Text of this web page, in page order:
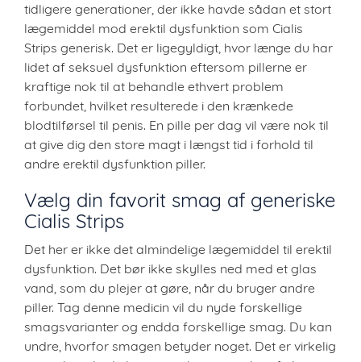
tidligere generationer, der ikke havde sådan et stort
lægemiddel mod erektil dysfunktion som Cialis
Strips generisk. Det er ligegyldigt, hvor længe du har
lidet af seksuel dysfunktion eftersom pillerne er
kraftige nok til at behandle ethvert problem
forbundet, hvilket resulterede i den krænkede
blodtilførsel til penis. En pille per dag vil være nok til
at give dig den store magt i længst tid i forhold til
andre erektil dysfunktion piller.
Vælg din favorit smag af generiske
Cialis Strips
Det her er ikke det almindelige lægemiddel til erektil
dysfunktion. Det bør ikke skylles ned med et glas
vand, som du plejer at gøre, når du bruger andre
piller. Tag denne medicin vil du nyde forskellige
smagsvarianter og endda forskellige smag. Du kan
undre, hvorfor smagen betyder noget. Det er virkelig